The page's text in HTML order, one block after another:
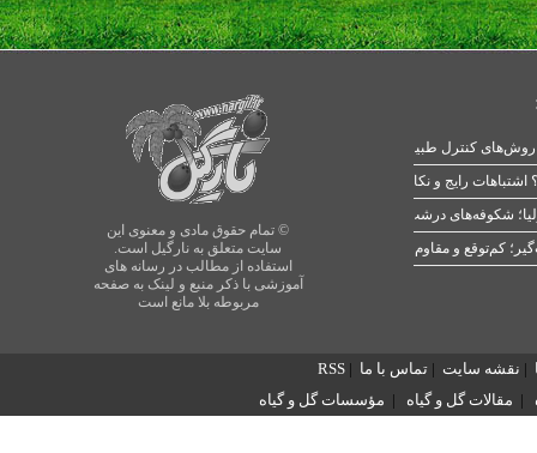
© تمام حقوق مادی و معنوی این
سایت متعلق به نارگیل است.
استفاده از مطالب در رسانه های
آموزشی با ذکر منبع و لینک به صفحه
مربوطه بلا مانع است
رایج و نکات طلایی
شکوفه‌های درشت در بهار
| نقشه سایت | تماس با ما |
RSS
| مقالات گل و گیاه | مؤسسات گل و گیاه